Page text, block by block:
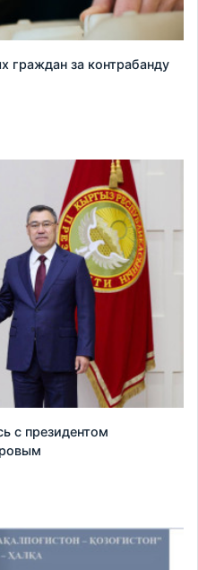
граждан за контрабанду
с президентом